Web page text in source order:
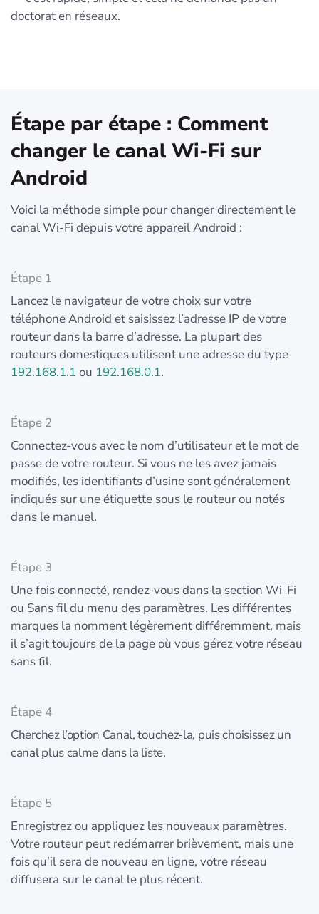
doctorat en réseaux.
Étape par étape : Comment
changer le canal Wi-Fi sur
Android
Voici la méthode simple pour changer directement le
canal Wi-Fi depuis votre appareil Android :
Étape 1
Lancez le navigateur de votre choix sur votre
téléphone Android et saisissez l’adresse IP de votre
routeur dans la barre d’adresse. La plupart des
routeurs domestiques utilisent une adresse du type
192.168.1.1 ou 192.168.0.1.
Étape 2
Connectez-vous avec le nom d’utilisateur et le mot de
passe de votre routeur. Si vous ne les avez jamais
modifiés, les identifiants d’usine sont généralement
indiqués sur une étiquette sous le routeur ou notés
dans le manuel.
Étape 3
Une fois connecté, rendez-vous dans la section Wi-Fi
ou Sans fil du menu des paramètres. Les différentes
marques la nomment légèrement différemment, mais
il s’agit toujours de la page où vous gérez votre réseau
sans fil.
Étape 4
Cherchez l’option Canal, touchez-la, puis choisissez un
canal plus calme dans la liste.
Étape 5
Enregistrez ou appliquez les nouveaux paramètres.
Votre routeur peut redémarrer brièvement, mais une
fois qu’il sera de nouveau en ligne, votre réseau
diffusera sur le canal le plus récent.